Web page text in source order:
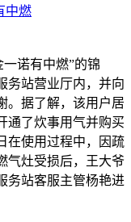
中燃
诺有中燃”的锦
务站营业厅内，并向
。据了解，该用户居
通了炊事用气并购买
在使用过程中，因疏
气灶受损后，王大爷
务站客服主管杨艳进